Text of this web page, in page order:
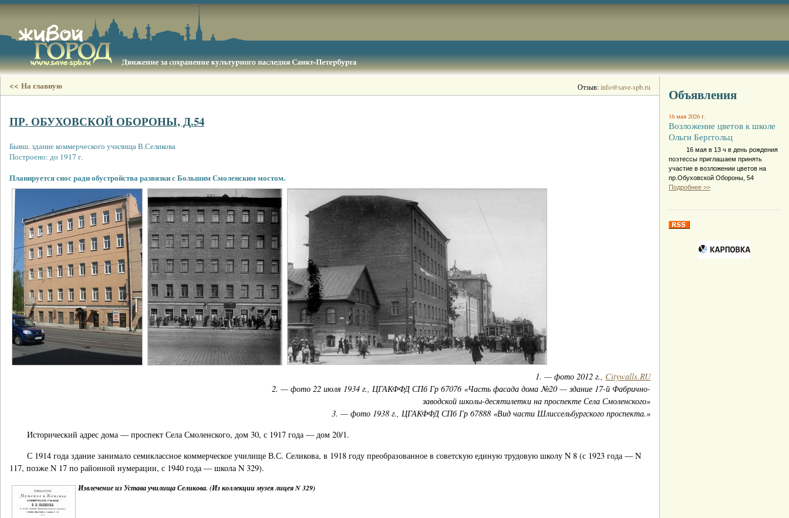
Отзыв:info@save-spb.ru
<< На главную
ПР. ОБУХОВСКОЙ ОБОРОНЫ, Д.54
Бывш. здание коммерческого училища В.Селикова
Построено: до 1917 г.
Планируется снос ради обустройства развязки с Большим Смоленским мостом.
1. — фото 2012 г., Citywalls.RU
2. — фото 22 июля 1934 г., ЦГАКФФД СПб Гр 67076 «Часть фасада дома №20 — здание 17-й Фабрично-
заводской школы-десятилетки на проспекте Села Смоленского»
3. — фото 1938 г., ЦГАКФФД СПб Гр 67888 «Вид части Шлиссельбургского проспекта.»
Исторический адрес дома — проспект Села Смоленского, дом 30, с 1917 года — дом 20/1.
С 1914 года здание занимало семиклассное коммерческое училище В.С. Селикова, в 1918 году преобразованное в советскую единую трудовую школу N 8 (с 1923 года — N
117, позже N 17 по районной нумерации, с 1940 года — школа N 329).
Извлечение из Устава училища Селикова. (Из коллекции музея лицея N 329)
Объявления
16 мая 2026 г.
Возложение цветов к школе
Ольги Берггольц
16 мая в 13 ч в день рождения
поэтессы приглашаем принять
участие в возложении цветов на
пр.Обуховской Обороны, 54
Подробнее >>